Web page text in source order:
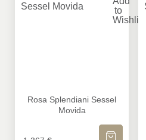
Rosa Splendiani Sessel
Movida
IN DEN